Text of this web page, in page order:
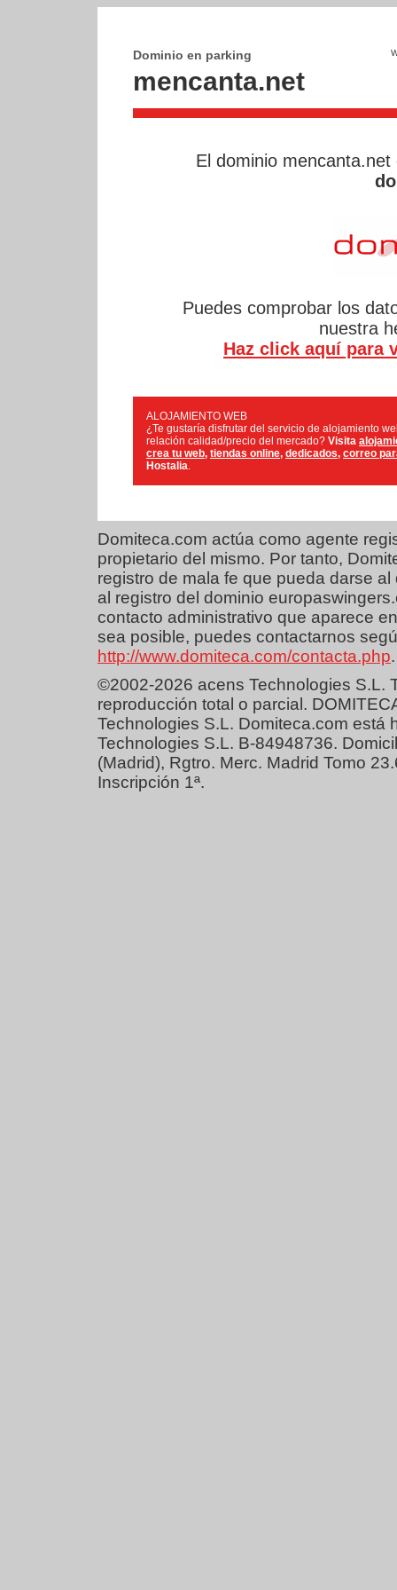
Dominio en parking
mencanta.net
El dominio
Puedes comprobar los
nuestra
Haz click aquí para
ALOJAMIENTO WEB
¿Te gustaría disfrutar del servicio de alojamiento
relación calidad/precio del mercado? Visita
crea tu web, tiendas online, dedicados, correo
Hostalia.
Domiteca.com actúa como agente
propietario del mismo. Por tanto,
registro de mala fe que pueda darse
al registro del dominio
contacto administrativo que aparece
sea posible, puedes contactarnos
http://www.domiteca.com/contacta.php.
©2002-2026 acens Technologies S.L.
reproducción total o parcial.
Technologies S.L. Domiteca.com
Technologies S.L. B-84948736.
(Madrid), Rgtro. Merc. Madrid Tomo
Inscripción 1ª.